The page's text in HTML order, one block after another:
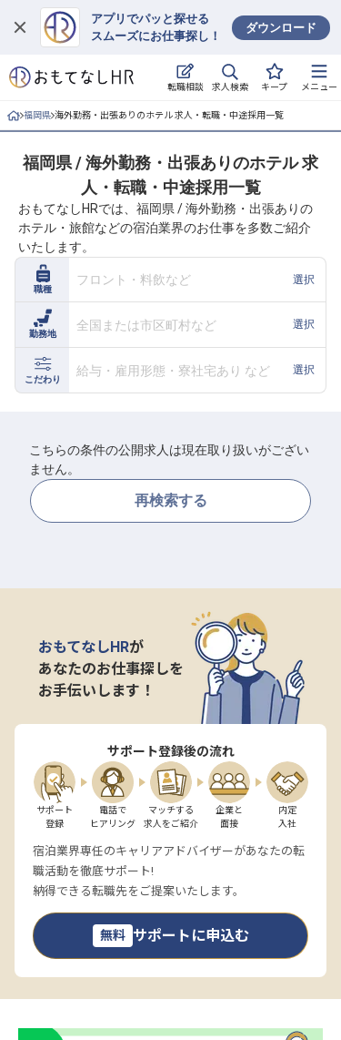
アプリでパッと探せる
スムーズにお仕事探し！
ダウンロード
転職相談 求人検索 キープ メニュー
ログイン
求人・施設を探す
就職・転職 合同説明会
おもてなしHRについて
ご利用の流れ
よくある質問
ホテル・宿泊業界情報コラム
福岡県 海外勤務・出張ありのホテル 求人・転職・中途採用一覧
福岡県 / 海外勤務・出張ありのホテル 求
人・転職・中途採用一覧
おもてなしHRでは、福岡県 / 海外勤務・出張ありの
ホテル・旅館などの宿泊業界のお仕事を多数ご紹介
いたします。
職種
フロント・料飲など 選択
勤務地
全国または市区町村など 選択
こだわり
給与・雇用形態・寮社宅あり など 選択
こちらの条件の公開求人は現在取り扱いがござい
ません。
再検索する
おもてなしHRが
あなたのお仕事探しを
お手伝いします！
サポート登録後の流れ
サポート
登録
電話で
ヒアリング
マッチする
求人をご紹介
企業と
面接
内定
入社
宿泊業界専任のキャリアアドバイザーがあなたの転
職活動を徹底サポート!
納得できる転職先をご提案いたします。
無料 サポートに申込む